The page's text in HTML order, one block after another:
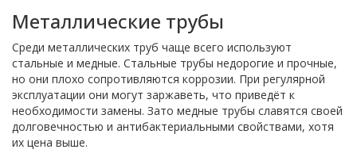
Металлические трубы
Среди металлических труб чаще всего используют
стальные и медные. Стальные трубы недорогие и прочные,
но они плохо сопротивляются коррозии. При регулярной
эксплуатации они могут заржаветь, что приведёт к
необходимости замены. Зато медные трубы славятся своей
долговечностью и антибактериальными свойствами, хотя
их цена выше.